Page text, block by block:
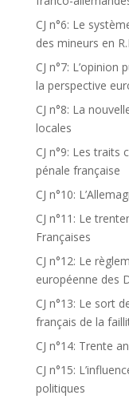
CJ n°6: Le
des mineurs en
CJ n°7: L’opinion
la perspective
CJ n°8: La
locales
CJ n°9: Les traits
pénale française
CJ n°10:
CJ n°11: Le
Françaises
CJ n°12: Le
européenne des
CJ n°13: Le sort
français de la
CJ n°14: Trente
CJ n°15:
politiques